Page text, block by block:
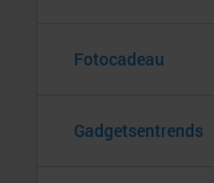
Fotocadeau
Gadgetsentrends